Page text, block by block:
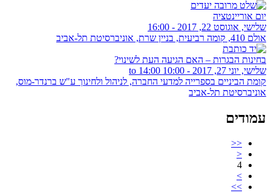
יום אוריינטציה
שלישי, אוגוסט 22, 2017 - 16:00
אולם 410, קומה רביעית, בניין שרת, אוניברסיטת תל-אביב
בחינות הבגרות – האם הגיעה העת לשינוי?
שלישי, יוני 27, 2017 -
10:00
14:00
קומת הביניים בספרייה למדעי החברה, לניהול ולחינוך ע"ש ברנדר-מוס,
אוניברסיטת תל-אביב
עמודים
<<
<
4
>
>>